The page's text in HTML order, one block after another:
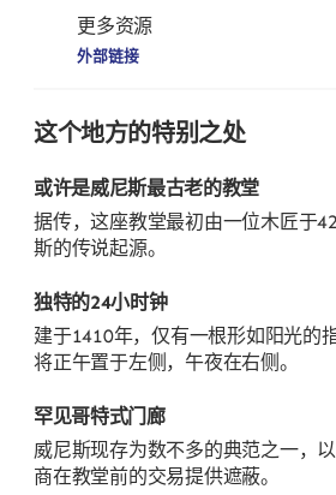
更多资源
外部链接
这个地方的特别之处
或许是威尼斯最古老的教堂
据传，这座教堂最初由一位木匠于
斯的传说起源。
独特的24小时钟
建于1410年，仅有一根形如阳光的
将正午置于左侧，午夜在右侧。
罕见哥特式门廊
威尼斯现存为数不多的典范之一，
商在教堂前的交易提供遮蔽。